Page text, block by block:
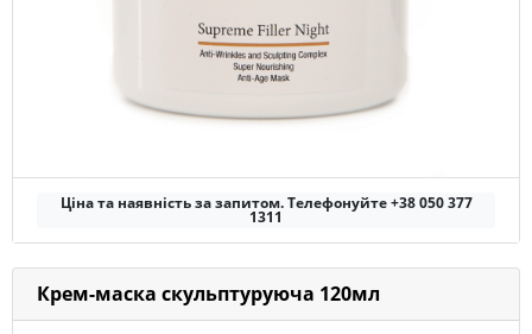
Ціна та наявність за запитом. Телефонуйте +38 050 377
1311
Крем-маска скульптуруюча 120мл